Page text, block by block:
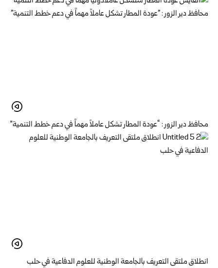
محافظ دير الزور : “عودة المطار تشكل عاملاً مهماً في دعم خطط التنمية”
انطلاق ملتقى التعريف بالجامعة الوطنية للعلوم الدفاعية في حلب